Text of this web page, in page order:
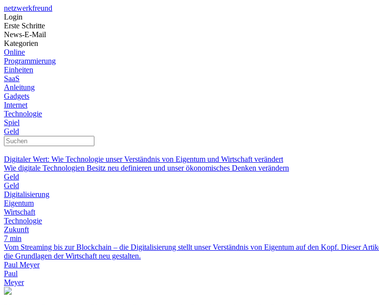
netzwerkfreund
Login
Erste Schritte
News-E-Mail
Kategorien
Online
Programmierung
Einheiten
SaaS
Anleitung
Gadgets
Internet
Technologie
Spiel
Geld
Digitaler Wert: Wie Technologie unser Verständnis von Eigentum und Wirtschaft verändert
Wie digitale Technologien Besitz neu definieren und unser ökonomisches Denken verändern
Geld
Geld
Digitalisierung
Eigentum
Wirtschaft
Technologie
Zukunft
7 min
Vom Streaming bis zur Blockchain – die Digitalisierung stellt unser Verständnis von Eigentum auf den Kopf. Dieser
die Grundlagen der Wirtschaft neu gestalten.
Paul Meyer
Paul
Meyer